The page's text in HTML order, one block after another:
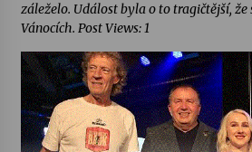
záleželo. Událost byla o to tragičtější, že
Vánocích. Post Views: 1